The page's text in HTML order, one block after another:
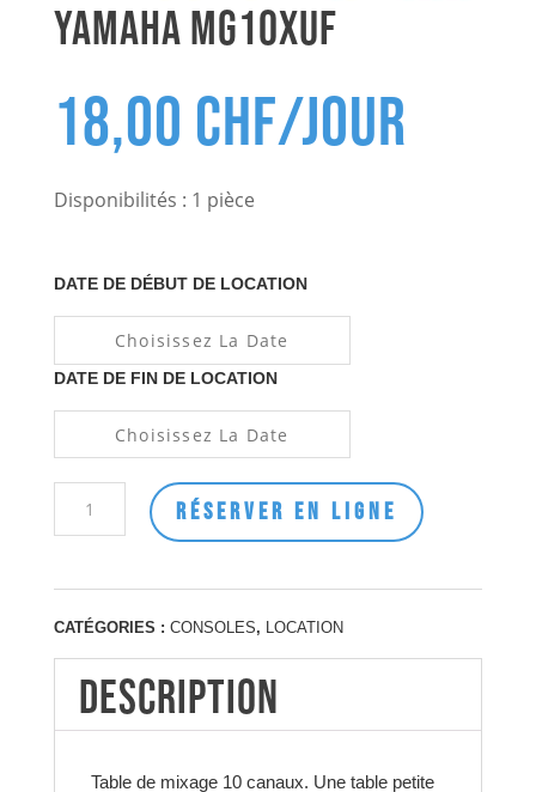
YAMAHA MG10XUF
18,00 CHF/Jour
Disponibilités : 1 pièce
DATE DE DÉBUT DE LOCATION
DATE DE FIN DE LOCATION
RÉSERVER EN LIGNE
l
a
e
CATÉGORIES : CONSOLES, LOCATION
DESCRIPTION
Table de mixage 10 canaux. Une table petite